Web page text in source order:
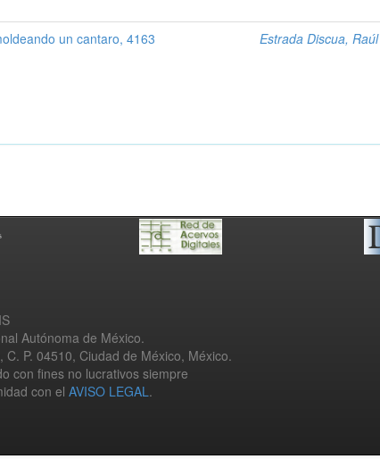
un cantaro, 4163 Estrada Discua, Raúl
Autónoma de México.
P. 04510, Ciudad de México, México.
con fines no lucrativos siempre
con el AVISO LEGAL.